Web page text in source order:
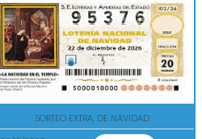
SORTEO EXTRA. DE NAVIDAD